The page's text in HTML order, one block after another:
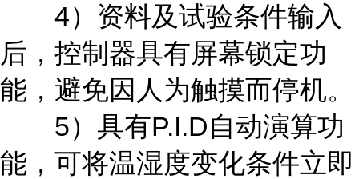
4）资料及试验条件输入
后，控制器具有屏幕锁定功
能，避免因人为触摸而停机。
5）具有P.I.D自动演算功
能，可将温湿度变化条件立即